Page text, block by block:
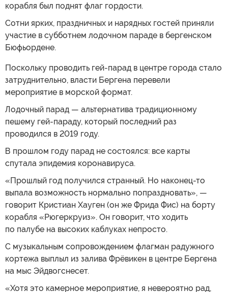
корабля был поднят флаг гордости.
Сотни ярких, праздничных и нарядных гостей приняли
участие в субботнем лодочном параде в бергенском
Бюфьордене.
Поскольку проводить гей-парад в центре города стало
затруднительно, власти Бергена перевели
мероприятие в морской формат.
Лодочный парад — альтернатива традиционному
пешему гей-параду, который последний раз
проводился в 2019 году.
В прошлом году парад не состоялся: все карты
спутала эпидемия коронавируса.
«Прошлый год получился странный. Но наконец-то
выпала возможность нормально попраздновать», —
говорит Кристиан Хауген (он же Фрида Фис) на борту
корабля «Рюгеркруиз». Он говорит, что ходить
по палубе на высоких каблуках непросто.
С музыкальным сопровождением флагман радужного
кортежа выплыл из залива Фрёвикен в центре Бергена
на мыс Эйдвогснесет.
«Хотя это камерное мероприятие, я невероятно рад,